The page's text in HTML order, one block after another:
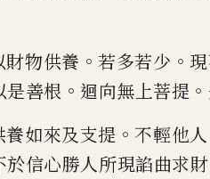
物供養 。若多若少 。 現
是善根 。 迴向無上菩提 。
如來及支提 。不輕他人
於信心勝人所現諂曲求財